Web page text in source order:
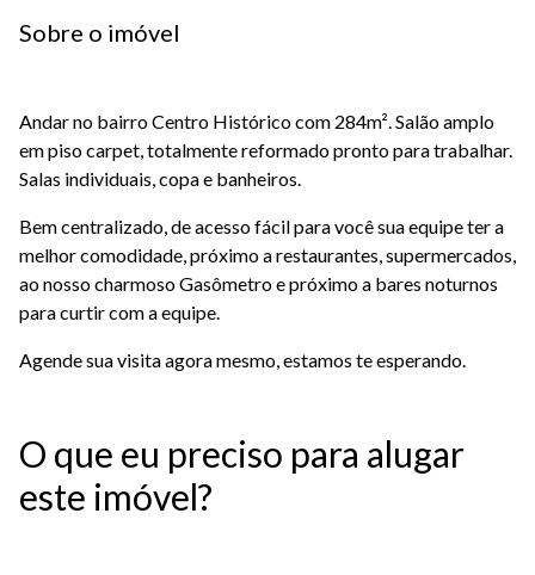
Sobre o imóvel
Andar no bairro Centro Histórico com 284m². Salão amplo
em piso carpet, totalmente reformado pronto para trabalhar.
Salas individuais, copa e banheiros.
Bem centralizado, de acesso fácil para você sua equipe ter a
melhor comodidade, próximo a restaurantes, supermercados,
ao nosso charmoso Gasômetro e próximo a bares noturnos
para curtir com a equipe.
Agende sua visita agora mesmo, estamos te esperando.
O que eu preciso para alugar
este imóvel?